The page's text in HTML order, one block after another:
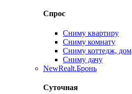
Спрос
Сниму квартиру
Сниму комнату
Сниму коттедж, дом
Сниму дачу
NewRealt.Бронь
Суточная